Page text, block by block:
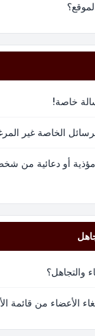
خاصة!
الخاصة غير
أو دعائية من
والتجاهل؟
الأعضاء من قائمة